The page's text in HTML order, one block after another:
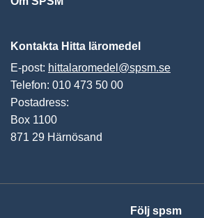
Kontakta Hitta läromedel
E-post: hittalaromedel@spsm.se
Telefon: 010 473 50 00
Postadress:
Box 1100
871 29 Härnösand
Följ spsm